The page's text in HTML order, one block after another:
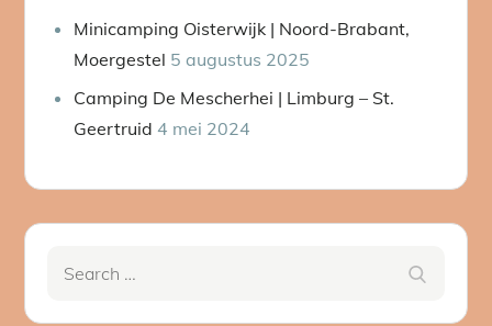
Minicamping Oisterwijk | Noord-Brabant,
Moergestel 5 augustus 2025
Camping De Mescherhei | Limburg – St.
Geertruid 4 mei 2024